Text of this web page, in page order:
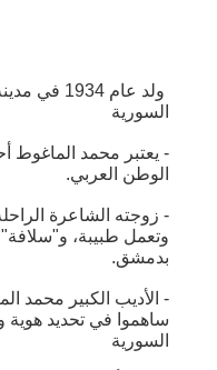
ولد عام
السورية
- يعتبر محمد الماغوط
الوطن العربي.
- زوجته الشاعرة
وتعمل طبيبة،
بدمشق.
- الأديب الكبير محمد
ساهموا في تحديد
السورية